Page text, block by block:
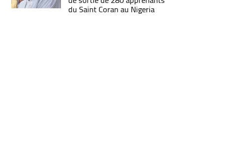
du Saint Coran au Nigeria